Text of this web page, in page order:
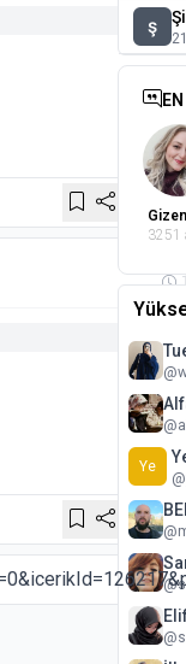
Paylaş
ş
Ye